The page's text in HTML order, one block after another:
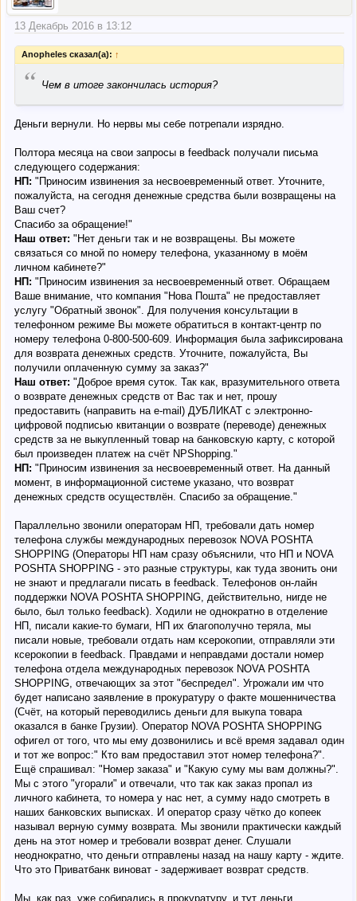
13 Декабрь 2016 в 13:12
Anopheles сказал(а): ↑
“ Чем в итоге закончилась история?
Деньги вернули. Но нервы мы себе потрепали изрядно.
Полтора месяца на свои запросы в feedback получали письма
следующего содержания:
НП: "Приносим извинения за несвоевременный ответ. Уточните,
пожалуйста, на сегодня денежные средства были возвращены на
Ваш счет?
Спасибо за обращение!"
Наш ответ: "Нет деньги так и не возвращены. Вы можете
связаться со мной по номеру телефона, указанному в моём
личном кабинете?"
НП: "Приносим извинения за несвоевременный ответ. Обращаем
Ваше внимание, что компания "Нова Пошта" не предоставляет
услугу "Обратный звонок". Для получения консультации в
телефонном режиме Вы можете обратиться в контакт-центр по
номеру телефона 0-800-500-609. Информация была зафиксирована
для возврата денежных средств. Уточните, пожалуйста, Вы
получили оплаченную сумму за заказ?"
Наш ответ: "Доброе время суток. Так как, вразумительного ответа
о возврате денежных средств от Вас так и нет, прошу
предоставить (направить на e-mail) ДУБЛИКАТ с электронно-
цифровой подписью квитанции о возврате (переводе) денежных
средств за не выкупленный товар на банковскую карту, с которой
был произведен платеж на счёт NPShopping."
НП: "Приносим извинения за несвоевременный ответ. На данный
момент, в информационной системе указано, что возврат
денежных средств осуществлён. Спасибо за обращение."
Параллельно звонили операторам НП, требовали дать номер
телефона службы международных перевозок NOVA POSHTA
SHOPPING (Операторы НП нам сразу объяснили, что НП и NOVA
POSHTA SHOPPING - это разные структуры, как туда звонить они
не знают и предлагали писать в feedback. Телефонов он-лайн
поддержки NOVA POSHTA SHOPPING, действительно, нигде не
было, был только feedback). Ходили не однократно в отделение
НП, писали какие-то бумаги, НП их благополучно теряла, мы
писали новые, требовали отдать нам ксерокопии, отправляли эти
ксерокопии в feedback. Правдами и неправдами достали номер
телефона отдела международных перевозок NOVA POSHTA
SHOPPING, отвечающих за этот "беспредел". Угрожали им что
будет написано заявление в прокуратуру о факте мошенничества
(Счёт, на который переводились деньги для выкупа товара
оказался в банке Грузии). Оператор NOVA POSHTA SHOPPING
офигел от того, что мы ему дозвонились и всё время задавал один
и тот же вопрос:" Кто вам предоставил этот номер телефона?".
Ещё спрашивал: "Номер заказа" и "Какую суму мы вам должны?".
Мы с этого "угорали" и отвечали, что так как заказ пропал из
личного кабинета, то номера у нас нет, а сумму надо смотреть в
наших банковских выписках. И оператор сразу чётко до копеек
называл верную сумму возврата. Мы звонили практически каждый
день на этот номер и требовали возврат денег. Слушали
неоднократно, что деньги отправлены назад на нашу карту - ждите.
Что это Приватбанк виноват - задерживает возврат средств.
Мы, как раз, уже собирались в прокуратуру, и тут деньги